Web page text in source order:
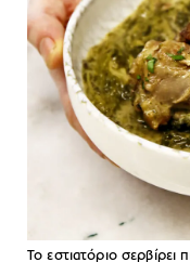
Το εστιατόριο σερβίρει